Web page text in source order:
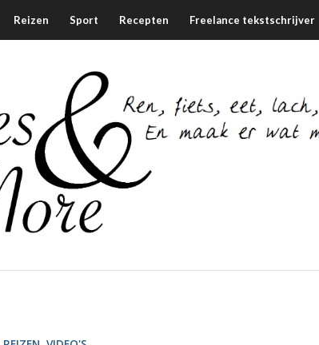
Reizen Sport Recepten Freelance tekstschrijver